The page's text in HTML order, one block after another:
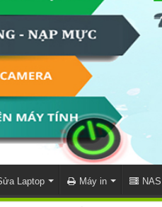
Laptop Máy in NAS